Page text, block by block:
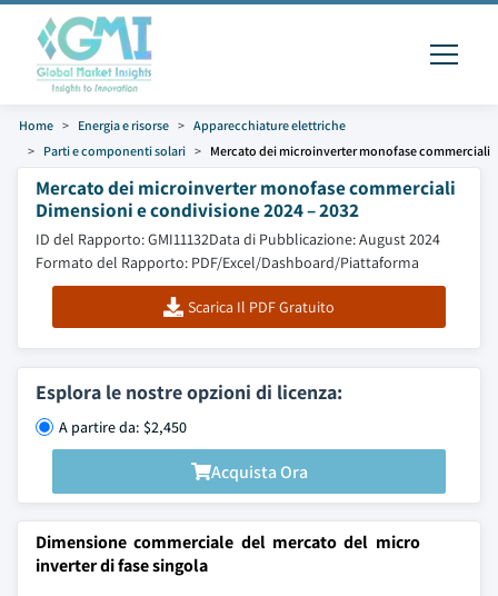
Home Energia e risorse
Apparecchiature elettriche
Parti e componenti solari
Mercato dei microinverter monofase commerciali
Mercato dei microinverter monofase commerciali
Dimensioni e condivisione 2024 – 2032
ID del Rapporto: GMI11132Data di Pubblicazione: August 2024
Formato del Rapporto: PDF/Excel/Dashboard/Piattaforma
Scarica Il PDF Gratuito
Esplora le nostre opzioni di licenza:
A partire da: $2,450
Acquista Ora
Dimensione commerciale del mercato del micro
inverter di fase singola